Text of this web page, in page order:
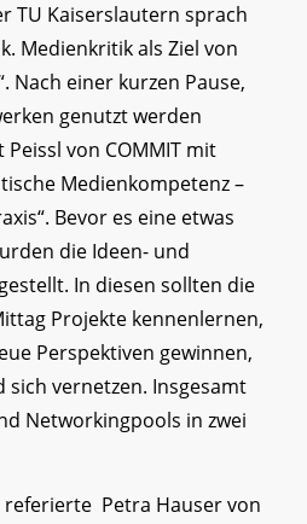
TU Kaiserslautern sprach
Medienkritik als Ziel von
Nach einer kurzen Pause,
genutzt werden
von COMMIT mit
Medienkompetenz –
Bevor es eine etwas
die Ideen- und
In diesen sollten die
Projekte kennenlernen,
Perspektiven gewinnen,
vernetzen. Insgesamt
Networkingpools in zwei
referierte Petra Hauser von